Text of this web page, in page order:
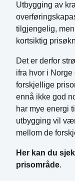
Utbygging av
tilgjengelig,
kortsiktig
Det er derfor
ifra hvor i Norge
forskjellige
ennå ikke god
har mye energi
utbygging vil
mellom de
Her kan du
prisområde.